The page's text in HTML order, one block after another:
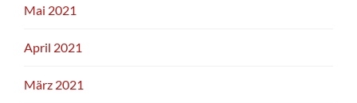
Mai 2021
April 2021
März 2021